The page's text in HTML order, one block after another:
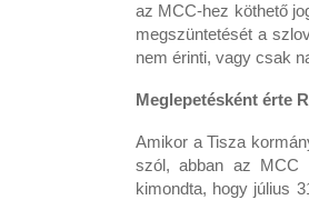
az MCC-hez köthető
megszüntetését a
nem érinti, vagy csak
Meglepetésként érte
Amikor a Tisza
szól, abban az MCC
kimondta, hogy július